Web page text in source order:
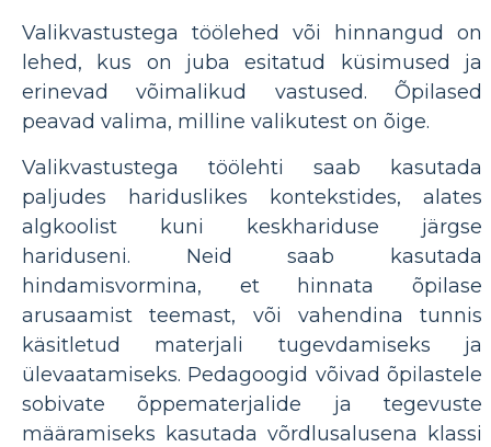
Valikvastustega töölehed või hinnangud on
lehed, kus on juba esitatud küsimused ja
erinevad võimalikud vastused. Õpilased
peavad valima, milline valikutest on õige.
Valikvastustega töölehti saab kasutada
paljudes hariduslikes kontekstides, alates
algkoolist kuni keskhariduse järgse
hariduseni. Neid saab kasutada
hindamisvormina, et hinnata õpilase
arusaamist teemast, või vahendina tunnis
käsitletud materjali tugevdamiseks ja
ülevaatamiseks. Pedagoogid võivad õpilastele
sobivate õppematerjalide ja tegevuste
määramiseks kasutada võrdlusalusena klassi